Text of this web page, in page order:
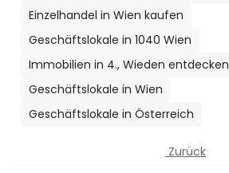
Einzelhandel in Wien kaufen
Geschäftslokale in 1040 Wien
Immobilien in 4., Wieden entdecken
Geschäftslokale in Wien
Geschäftslokale in Österreich
Zurück